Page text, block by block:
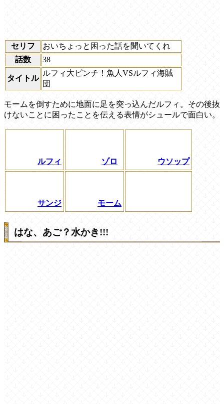
セリフ
おいちょっと困った話を聞いてくれ
話数
38
タイトル
ルフィ大ピンチ！魚人VSルフィ海賊
団
モームを倒すために地面に足を突っ込んだルフィ。その後抜
けないことに困ったことを伝える表情がシュールで面白い。
ルフィ ゾロ ウソップ
サンジ モーム
はな、あご？水かき!!!